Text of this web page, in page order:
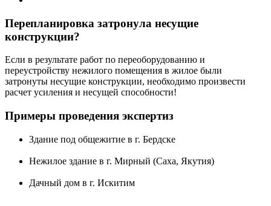
Перепланировка затронула несущие
конструкции?
Если в результате работ по переоборудованию и
переустройству нежилого помещения в жилое были
затронуты несущие конструкции, необходимо произвести
расчет усиления и несущей способности!
Примеры проведения экспертиз
Здание под общежитие в г. Бердске
Нежилое здание в г. Мирный (Саха, Якутия)
Дачный дом в г. Искитим